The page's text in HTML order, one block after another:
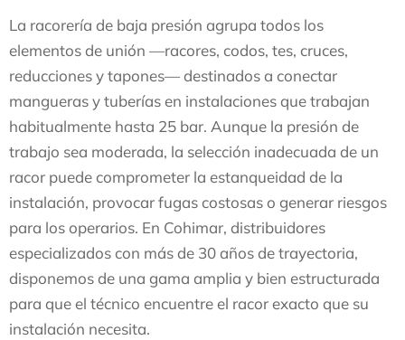
La racorería de baja presión agrupa todos los
elementos de unión —racores, codos, tes, cruces,
reducciones y tapones— destinados a conectar
mangueras y tuberías en instalaciones que trabajan
habitualmente hasta 25 bar. Aunque la presión de
trabajo sea moderada, la selección inadecuada de un
racor puede comprometer la estanqueidad de la
instalación, provocar fugas costosas o generar riesgos
para los operarios. En Cohimar, distribuidores
especializados con más de 30 años de trayectoria,
disponemos de una gama amplia y bien estructurada
para que el técnico encuentre el racor exacto que su
instalación necesita.